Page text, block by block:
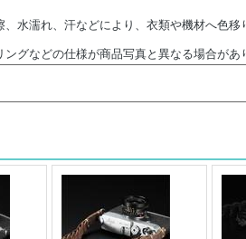
水濡れ、汗などにより、衣類や機材へ色移
グなどの仕様が商品写真と異なる場合があ